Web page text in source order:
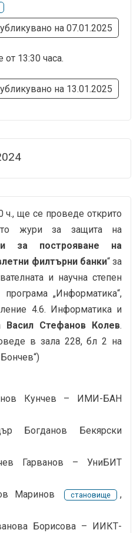
на 07.01.2025
13:30 часа.
на 13.01.2025
ч., ще се проведе открито
жури за защита на
за построяване на
филтърни банки“ за
и научна степен
„Информатика“,
4.6. Информатика и
Васил Стефанов Колев.
в зала 228, бл 2 на
Кунчев – ИМИ-БАН
Богданов Бекярски
Гарванов – УниБИТ
Маринов становище ,
Борисова – ИИКТ-